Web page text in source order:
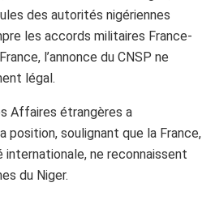
des autorités nigériennes
les accords militaires France-
l’annonce du CNSP ne
légal.
Affaires étrangères a
position, soulignant que la France,
internationale, ne reconnaissent
du Niger.